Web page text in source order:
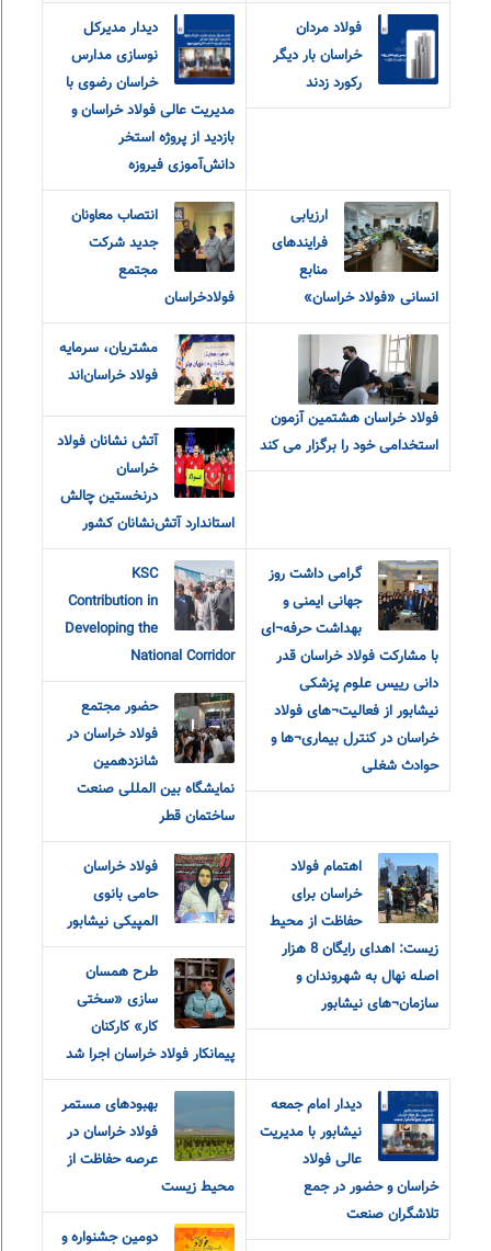
فولاد مردان
خراسان بار دیگر
رکورد زدند
دیدار مدیرکل
نوسازی مدارس
خراسان رضوی با
مدیریت عالی فولاد خراسان و
بازدید از پروژه استخر
دانش‌آموزی فیروزه
ارزیابی
فرایندهای
منابع
انسانی «فولاد خراسان»
انتصاب معاونان
جدید شرکت
مجتمع
فولادخراسان
فولاد خراسان هشتمین آزمون
استخدامی خود را برگزار می کند
مشتریان، سرمایه
فولاد خراسان‌اند
آتش نشانان فولاد
خراسان
درنخستین چالش
استاندارد آتش‌نشانان کشور
گرامی داشت روز
جهانی ایمنی و
بهداشت حرفه¬ای
با مشارکت فولاد خراسان قدر
دانی رییس علوم پزشکی
نیشابور از فعالیت¬های فولاد
خراسان در کنترل بیماری¬ها و
حوادث شغلی
KSC
Contribution in
Developing the
National Corridor
حضور مجتمع
فولاد خراسان در
شانزدهمین
نمایشگاه بین المللی صنعت
ساختمان قطر
اهتمام فولاد
خراسان برای
حفاظت از محیط
زیست: اهدای رایگان 8 هزار
اصله نهال به شهروندان و
سازمان¬های نیشابور
فولاد خراسان
حامی بانوی
المپیکی نیشابور
طرح همسان
سازی «سختی
کار» کارکنان
پیمانکار فولاد خراسان اجرا شد
دیدار امام جمعه
نیشابور با مدیریت
عالی فولاد
خراسان و حضور در جمع
تلاشگران صنعت
بهبودهای مستمر
فولاد خراسان در
عرصه حفاظت از
محیط زیست
دومین جشنواره و